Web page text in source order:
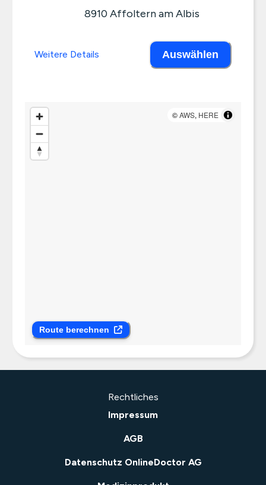
8910 Affoltern am Albis
Weitere Details Auswählen
©AWS, HERE
Route berechnen
Rechtliches
Impressum
AGB
Datenschutz OnlineDoctor AG